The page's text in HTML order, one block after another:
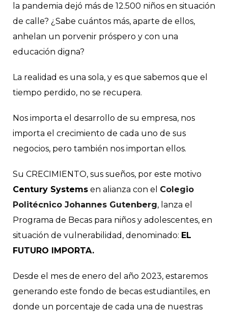
la pandemia dejó más de 12.500 niños en situación
de calle? ¿Sabe cuántos más, aparte de ellos,
anhelan un porvenir próspero y con una
educación digna?
La realidad es una sola, y es que sabemos que el
tiempo perdido, no se recupera.
Nos importa el desarrollo de su empresa, nos
importa el crecimiento de cada uno de sus
negocios, pero también nos importan ellos.
Su CRECIMIENTO, sus sueños, por este motivo
Century Systems en alianza con el Colegio
Politécnico Johannes Gutenberg, lanza el
Programa de Becas para niños y adolescentes, en
situación de vulnerabilidad, denominado: EL
FUTURO IMPORTA.
Desde el mes de enero del año 2023, estaremos
generando este fondo de becas estudiantiles, en
donde un porcentaje de cada una de nuestras